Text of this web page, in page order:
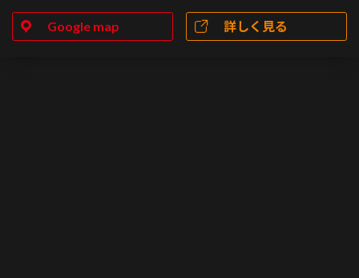
Google map 詳しく見る